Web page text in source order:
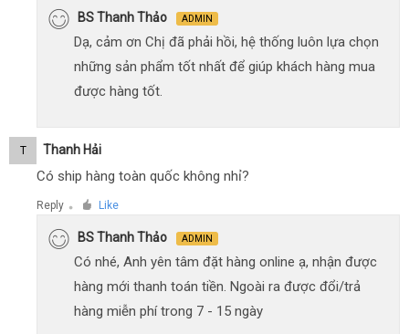
BS Thanh Thảo ADMIN
Dạ, cảm ơn Chị đã phải hồi, hệ thống luôn lựa chọn
những sản phẩm tốt nhất để giúp khách hàng mua
được hàng tốt.
T Thanh Hải
Có ship hàng toàn quốc không nhỉ?
Reply ● Like
BS Thanh Thảo ADMIN
Có nhé, Anh yên tâm đặt hàng online ạ, nhận được
hàng mới thanh toán tiền. Ngoài ra được đổi/trả
hàng miễn phí trong 7 - 15 ngày